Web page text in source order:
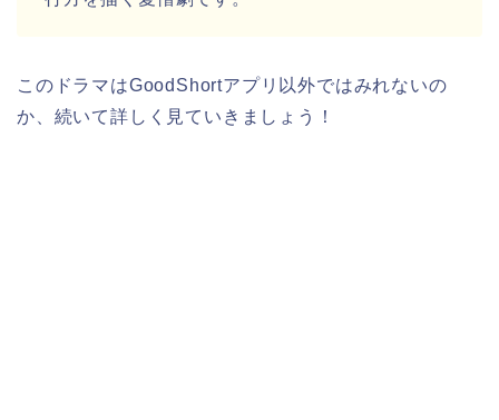
このドラマはGoodShortアプリ以外ではみれないの
か、続いて詳しく見ていきましょう！